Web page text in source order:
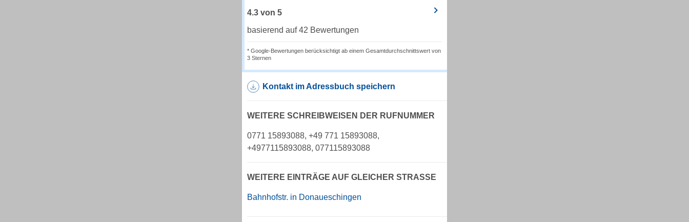
4.3 von 5
basierend auf 42 Bewertungen
* Google-Bewertungen berücksichtigt ab einem Gesamtdurchschnittswert von
3 Sternen
Kontakt im Adressbuch speichern
WEITERE SCHREIBWEISEN DER RUFNUMMER
0771 15893088, +49 771 15893088,
+4977115893088, 077115893088
WEITERE EINTRÄGE AUF GLEICHER STRASSE
Bahnhofstr. in Donaueschingen